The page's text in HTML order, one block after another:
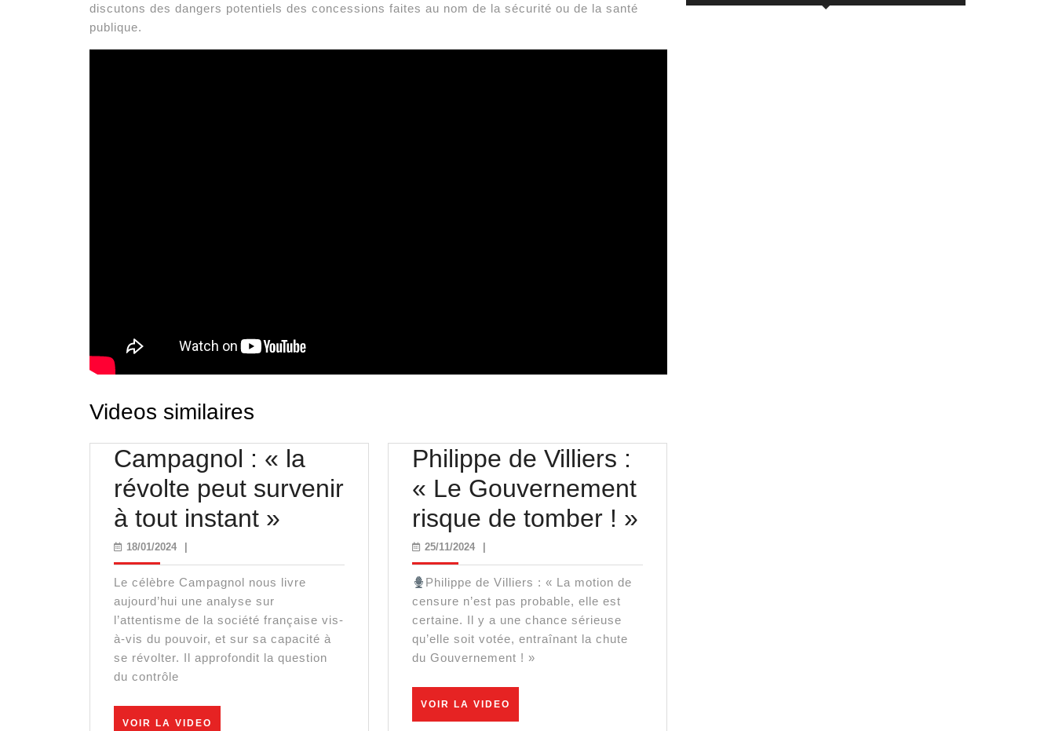
discutons des dangers potentiels des concessions faites au nom de la sécurité ou de la santé
publique.
Videos similaires
Campagnol : « la
révolte peut survenir
à tout instant »
« la
peut
survenir
18/01/202418/01/2024
Le célèbre Campagnol nous livre
aujourd’hui une analyse sur
l’attentisme de la société française vis-
à-vis du pouvoir, et sur sa capacité à
se révolter. Il approfondit la question
du contrôle
VOIR LA VIDEO
Philippe de Villiers :
« Le Gouvernement
risque de tomber ! »
25/11/202425/11/2024
Philippe de Villiers : « La motion de
censure n’est pas probable, elle est
certaine. Il y a une chance sérieuse
qu’elle soit votée, entraînant la chute
du Gouvernement ! »
VOIR LA VIDEO